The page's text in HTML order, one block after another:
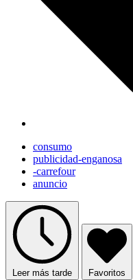
consumo
publicidad-enganosa
-carrefour
anuncio
Leer más tarde Favoritos